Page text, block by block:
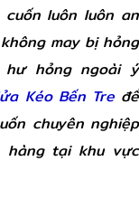
luôn luôn an
may bị hỏng
hỏng ngoài ý
Kéo Bến Tređể
chuyên nghiệp
hàng tại khu vực